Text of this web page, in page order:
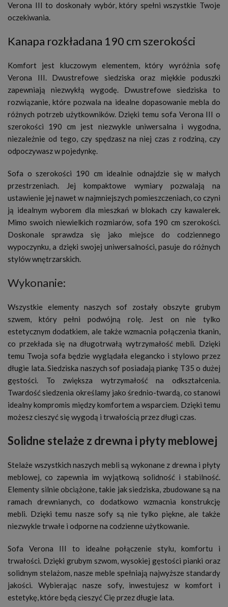
Verona III to doskonały wybór, który spełni wszystkie Twoje
oczekiwania.
Kanapa rozkładana 190 cm szerokości
Komfort jest kluczowym elementem, który wyróżnia sofę
Verona III. Dwustrefowe siedziska oraz miękkie poduszki
zapewniają niezwykłą wygodę. Dwustrefowe siedziska to
rozwiązanie, które pozwala na idealne dopasowanie mebla do
różnych potrzeb użytkowników. Dzięki temu sofa Verona III o
szerokości 190 cm jest niezwykle uniwersalna i wygodna,
niezależnie od tego, czy spędzasz na niej czas z rodziną, czy
odpoczywasz w pojedynkę.
Sofa o szerokości 190 cm idealnie odnajdzie się w małych
przestrzeniach. Jej kompaktowe wymiary pozwalają na
ustawienie jej nawet w najmniejszych pomieszczeniach, co czyni
ją idealnym wyborem dla mieszkań w blokach czy kawalerek.
Mimo swoich niewielkich rozmiarów, sofa 190 cm szerokości.
Doskonale sprawdza się jako miejsce do codziennego
wypoczynku, a dzięki swojej uniwersalności, pasuje do różnych
stylów wnętrzarskich.
Wykonanie:
Wszystkie elementy naszych sof zostały obszyte grubym
szwem, który pełni podwójną rolę. Jest on nie tylko
estetycznym dodatkiem, ale także wzmacnia połączenia tkanin,
co przekłada się na długotrwałą wytrzymałość mebli. Dzięki
temu Twoja sofa będzie wyglądała elegancko i stylowo przez
długie lata. Siedziska naszych sof posiadają piankę T35 o dużej
gęstości. To zwiększa wytrzymałość na odkształcenia.
Twardość siedzenia określamy jako średnio-twardą, co stanowi
idealny kompromis między komfortem a wsparciem. Dzięki temu
możesz cieszyć się wygodą i trwałością przez długi czas.
Solidne stelaże z drewna i płyty meblowej
Stelaże wszystkich naszych mebli są wykonane z drewna i płyty
meblowej, co zapewnia im wyjątkową solidność i stabilność.
Elementy silnie obciążone, takie jak siedziska, zbudowane są na
ramach drewnianych, co dodatkowo wzmacnia konstrukcję
mebli. Dzięki temu nasze sofy są nie tylko piękne, ale także
niezwykle trwałe i odporne na codzienne użytkowanie.
Sofa Verona III to idealne połączenie stylu, komfortu i
trwałości. Dzięki grubym szwom, wysokiej gęstości pianki oraz
solidnym stelażom, nasze meble spełniają najwyższe standardy
jakości. Wybierając nasze sofy, inwestujesz w komfort i
estetykę, które będą cieszyć Cię przez długie lata.